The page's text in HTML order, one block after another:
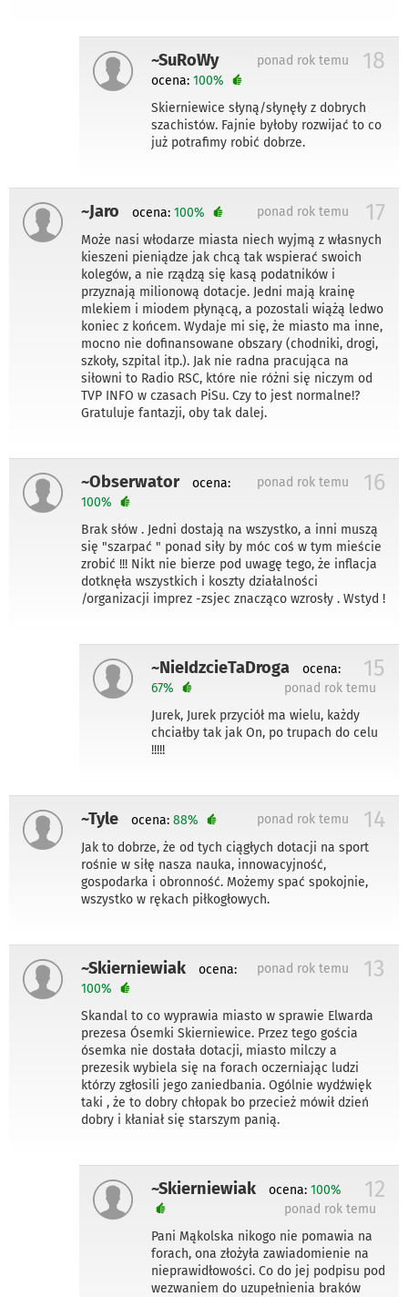
~SuRoWy 18
ponad rok temu
ocena: 100%
Skierniewice słyną/słynęły z dobrych
szachistów. Fajnie byłoby rozwijać to co
już potrafimy robić dobrze.
~Jaro 17
ponad rok temu
ocena: 100%
Może nasi włodarze miasta niech wyjmą z własnych
kieszeni pieniądze jak chcą tak wspierać swoich
kolegów, a nie rządzą się kasą podatników i
przyznają milionową dotacje. Jedni mają krainę
mlekiem i miodem płynącą, a pozostali wiążą ledwo
koniec z końcem. Wydaje mi się, że miasto ma inne,
mocno nie dofinansowane obszary (chodniki, drogi,
szkoły, szpital itp.). Jak nie radna pracująca na
siłowni to Radio RSC, które nie różni się niczym od
TVP INFO w czasach PiSu. Czy to jest normalne!?
Gratuluje fantazji, oby tak dalej.
~Obserwator 16
ponad rok temu
ocena:
100%
Brak słów . Jedni dostają na wszystko, a inni muszą
się "szarpać " ponad siły by móc coś w tym mieście
zrobić !!! Nikt nie bierze pod uwagę tego, że inflacja
dotknęła wszystkich i koszty działalności
/organizacji imprez -zsjec znacząco wzrosły . Wstyd !
~NieIdzcieTaDroga 15
ponad rok temu
ocena:
67%
Jurek, Jurek przyciół ma wielu, każdy
chciałby tak jak On, po trupach do celu
!!!!!
~Tyle 14
ponad rok temu
ocena: 88%
Jak to dobrze, że od tych ciągłych dotacji na sport
rośnie w siłę nasza nauka, innowacyjność,
gospodarka i obronność. Możemy spać spokojnie,
wszystko w rękach piłkogłowych.
~Skierniewiak 13
ponad rok temu
ocena:
100%
Skandal to co wyprawia miasto w sprawie Elwarda
prezesa Ósemki Skierniewice. Przez tego gościa
ósemka nie dostała dotacji, miasto milczy a
prezesik wybiela się na forach oczerniając ludzi
którzy zgłosili jego zaniedbania. Ogólnie wydźwięk
taki , że to dobry chłopak bo przecież mówił dzień
dobry i kłaniał się starszym panią.
~Skierniewiak 12
ponad rok temu
ocena: 100%
Pani Mąkolska nikogo nie pomawia na
forach, ona złożyła zawiadomienie na
nieprawidłowości. Co do jej podpisu pod
wezwaniem do uzupełnienia braków